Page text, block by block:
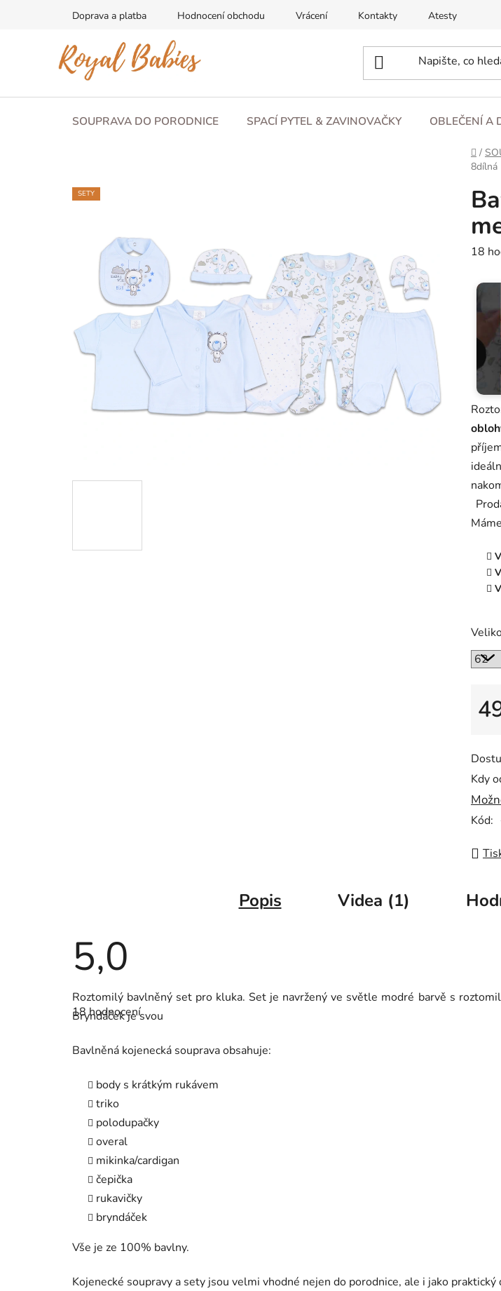
Doprava a platba Hodnocení obchodu Vrácení Kontakty Atesty
SOUPRAVA DO PORODNICE SPACÍ PYTEL & ZAVINOVAČKY OBLEČENÍ A
Domů
/
8dílná
18
Máme
Kdy
Kód:
SETY
Popis Videa (1)
5,0
Průměrné
hodnocení
produktu
z
5
18 hodnocení
Roztomilý bavlněný set pro kluka. Set je navržený ve světle modré barvě s
Bryndáček je svou
Bavlněná kojenecká souprava obsahuje:
body s krátkým rukávem
triko
polodupačky
overal
mikinka/cardigan
čepička
rukavičky
bryndáček
Vše je ze 100% bavlny.
Kojenecké soupravy a sety jsou velmi vhodné nejen do porodnice, ale i jako praktický